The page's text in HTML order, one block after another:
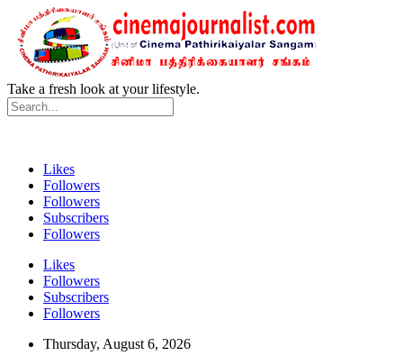
Take a fresh look at your lifestyle.
Likes
Followers
Followers
Subscribers
Followers
Likes
Followers
Subscribers
Followers
Thursday, August 6, 2026